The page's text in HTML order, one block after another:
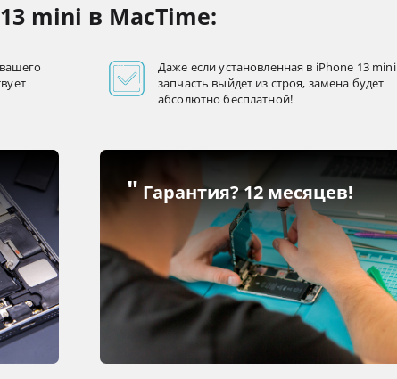
mini в MacTime:
Даже если установленная в iPhone 13 mini
запчасть выйдет из строя, замена будет
абсолютно бесплатной!
"Гарантия? 12 месяцев!